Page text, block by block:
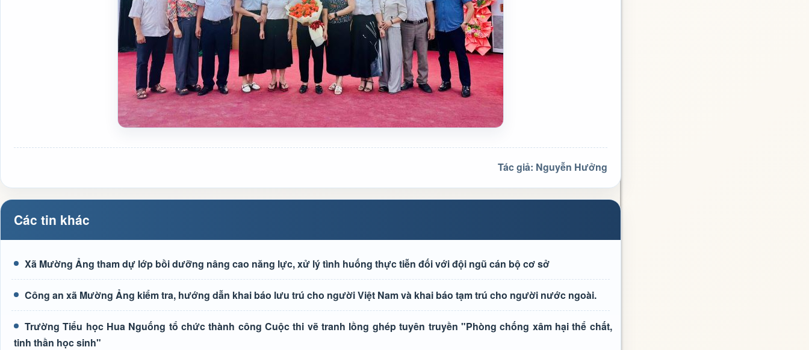
Tác giả: Nguyễn Hưởng
Các tin khác
Xã Mường Ảng tham dự lớp bồi dưỡng nâng cao năng lực, xử lý tình huống thực tiễn đối với đội ngũ cán bộ cơ sở
Công an xã Mường Ảng kiểm tra, hướng dẫn khai báo lưu trú cho người Việt Nam và khai báo tạm trú cho người nước ngoài.
Trường Tiểu học Hua Nguống tổ chức thành công Cuộc thi vẽ tranh lồng ghép tuyên truyền "Phòng chống xâm hại thể chất,
tinh thần học sinh"